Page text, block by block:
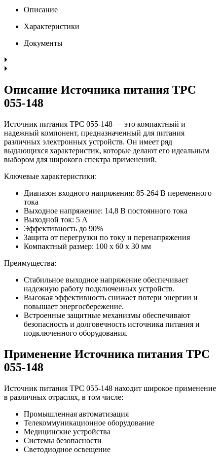
Описание
Характеристики
Документы
Описание Источника питания TPC
055-148
Источник питания TPC 055-148 — это компактный и
надежный компонент, предназначенный для питания
различных электронных устройств. Он имеет ряд
выдающихся характеристик, которые делают его идеальным
выбором для широкого спектра применений.
Ключевые характеристики:
Диапазон входного напряжения: 85-264 В переменного
тока
Выходное напряжение: 14,8 В постоянного тока
Выходной ток: 5 А
Эффективность до 90%
Защита от перегрузки по току и перенапряжения
Компактный размер: 100 x 60 x 30 мм
Преимущества:
Стабильное выходное напряжение обеспечивает
надежную работу подключенных устройств.
Высокая эффективность снижает потери энергии и
повышает энергосбережение.
Встроенные защитные механизмы обеспечивают
безопасность и долговечность источника питания и
подключенного оборудования.
Применение Источника питания TPC
055-148
Источник питания TPC 055-148 находит широкое применение
в различных отраслях, в том числе:
Промышленная автоматизация
Телекоммуникационное оборудование
Медицинские устройства
Системы безопасности
Светодиодное освещение